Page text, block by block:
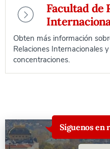
Facultad de
Obten más información
Relaciones Internacionales
concentraciones.
Síguenos en